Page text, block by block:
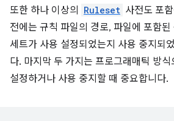
또한 하나 이상의
Ruleset 사전도 포
전에는 규칙 파일의 경로, 파일에 포함
세트가 사용 설정되었는지 사용 중지되
다. 마지막 두 가지는 프로그래매틱 방
설정하거나 사용 중지할 때 중요합니다.